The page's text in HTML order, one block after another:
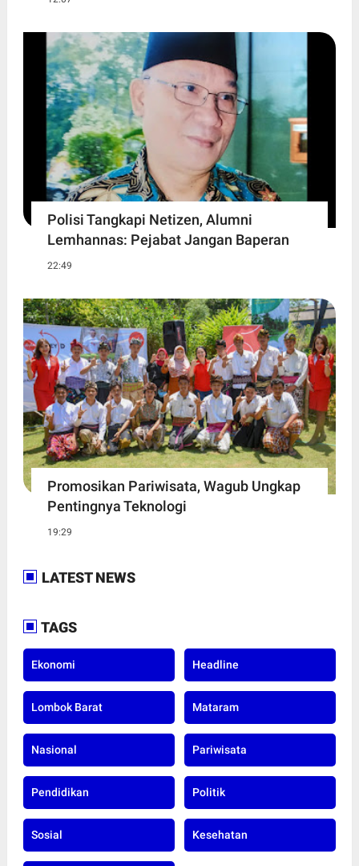
Polisi Tangkapi Netizen, Alumni
Lemhannas: Pejabat Jangan Baperan
22:49
Promosikan Pariwisata, Wagub Ungkap
Pentingnya Teknologi
19:29
LATEST NEWS
TAGS
Ekonomi Headline
Lombok Barat Mataram
Nasional Pariwisata
Pendidikan Politik
Sosial Kesehatan